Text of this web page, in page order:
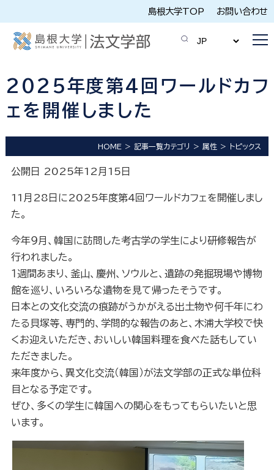
島根大学TOP お問い合わせ
2025年度第4回ワールドカフ
ェを開催しました
HOME 記事一覧カテゴリ 属性 トピックス
公開日 2025年12月15日
11月28日に2025年度第4回ワールドカフェを開催しまし
た。
今年９月、韓国に訪問した考古学の学生により研修報告が
行われました。
１週間あまり、釜山、慶州、ソウルと、遺跡の発掘現場や博物
館を巡り、いろいろな遺物を見て帰ったそうです。
日本との文化交流の痕跡がうかがえる出土物や何千年にわ
たる貝塚等、専門的、学問的な報告のあと、木浦大学校で快
くお迎えいただき、おいしい韓国料理を食べた話もしてい
ただきました。
来年度から、異文化交流（韓国）が法文学部の正式な単位科
目となる予定です。
ぜひ、多くの学生に韓国への関心をもってもらいたいと思
います。